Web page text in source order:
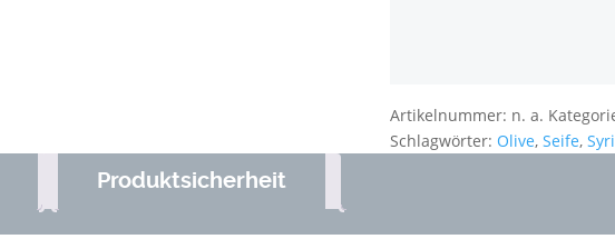
Artikelnummer: n. a.
Schlagwörter: Olive, Seife,
Produktsicherheit